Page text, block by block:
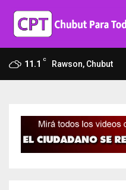
11.1 C Rawson, Chubut